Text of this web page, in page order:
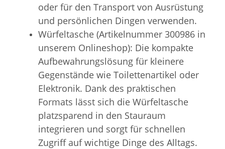
oder für den Transport von Ausrüstung
und persönlichen Dingen verwenden.
Würfeltasche (Artikelnummer 300986 in
unserem Onlineshop): Die kompakte
Aufbewahrungslösung für kleinere
Gegenstände wie Toilettenartikel oder
Elektronik. Dank des praktischen
Formats lässt sich die Würfeltasche
platzsparend in den Stauraum
integrieren und sorgt für schnellen
Zugriff auf wichtige Dinge des Alltags.